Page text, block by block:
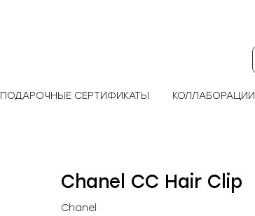
ПОДАРОЧНЫЕ СЕРТИФИКАТЫ КОЛЛАБОРАЦИИ
Chanel CC Hair Clip
Chanel